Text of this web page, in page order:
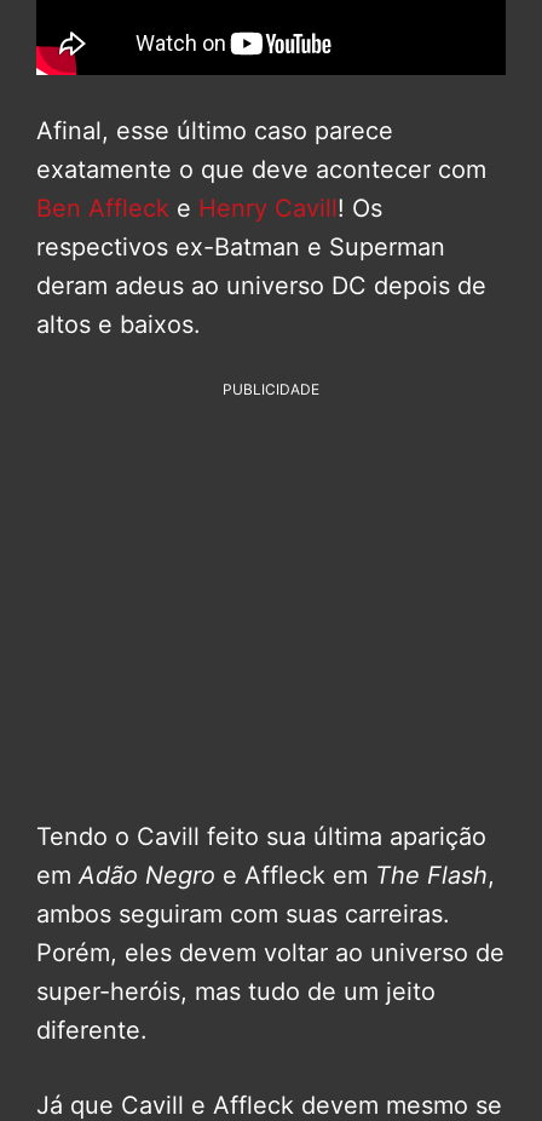
Afinal, esse último caso parece
exatamente o que deve acontecer com
Ben Affleck e Henry Cavill! Os
respectivos ex-Batman e Superman
deram adeus ao universo DC depois de
altos e baixos.
PUBLICIDADE
Tendo o Cavill feito sua última aparição
emAdão Negro e Affleck em The Flash,
ambos seguiram com suas carreiras.
Porém, eles devem voltar ao universo de
super-heróis, mas tudo de um jeito
diferente.
Já que Cavill e Affleck devem mesmo se